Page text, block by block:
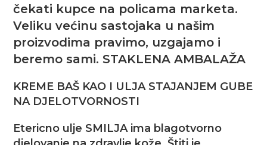
čekati kupce na policama marketa.
Veliku većinu sastojaka u našim
proizvodima pravimo, uzgajamo i
beremo sami. STAKLENA AMBALAŽA
KREME BAŠ KAO I ULJA STAJANJEM GUBE
NA DJELOTVORNOSTI
Etericno ulje SMILJA ima blagotvorno